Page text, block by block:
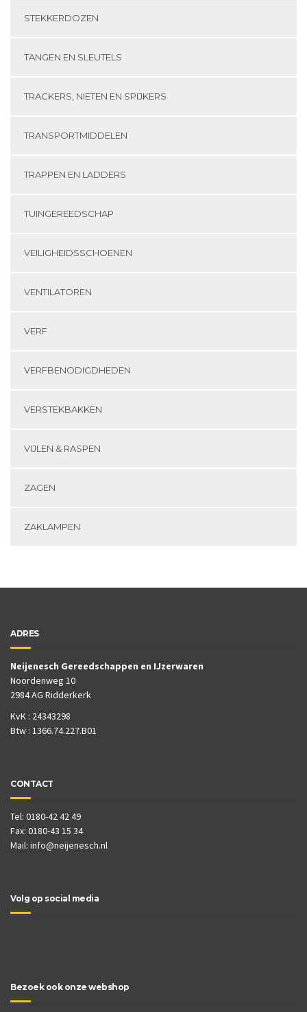
STEKKERDOZEN
TANGEN EN SLEUTELS
TRACKERS, NIETEN EN SPIJKERS
TRANSPORTMIDDELEN
TRAPPEN EN LADDERS
TUINGEREEDSCHAP
VEILIGHEIDSSCHOENEN
VENTILATOREN
VERF
VERFBENODIGDHEDEN
VERSTEKBAKKEN
VIJLEN & RASPEN
ZAGEN
ZAKLAMPEN
ADRES
Neijenesch Gereedschappen en IJzerwaren
Noordenweg 10
2984 AG Ridderkerk
KvK : 24343298
Btw : 1366.74.227.B01
CONTACT
Tel: 0180-42 42 49
Fax: 0180-43 15 34
Mail: info@neijenesch.nl
Volg op social media
Bezoek ook onze webshop